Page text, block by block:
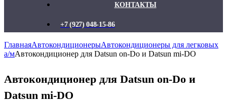
КОНТАКТЫ
+7 (927) 048-15-86
ГлавнаяАвтокондиционерыАвтокондиционеры для легковых
а/мАвтокондиционер для Datsun on-Do и Datsun mi-DO
Автокондиционер для Datsun on-Do и
Datsun mi-DO